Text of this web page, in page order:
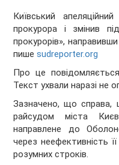
Київський
прокурора і змінив
прокурорів»,
пишеsudreporter.org
Про це
Текст ухвали наразі не
Зазначено, що справа,
райсудом міста
направлене до
через неефективність
розумних строків.